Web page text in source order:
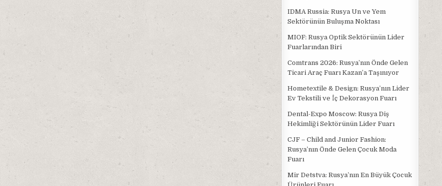
IDMA Russia: Rusya Un ve Yem
Sektörünün Buluşma Noktası
MIOF: Rusya Optik Sektörünün Lider
Fuarlarından Biri
Comtrans 2026: Rusya’nın Önde Gelen
Ticari Araç Fuarı Kazan’a Taşınıyor
Hometextile & Design: Rusya’nın Lider
Ev Tekstili ve İç Dekorasyon Fuarı
Dental-Expo Moscow: Rusya Diş
Hekimliği Sektörünün Lider Fuarı
CJF – Child and Junior Fashion:
Rusya’nın Önde Gelen Çocuk Moda
Fuarı
Mir Detstva: Rusya’nın En Büyük Çocuk
Ürünleri Fuarı